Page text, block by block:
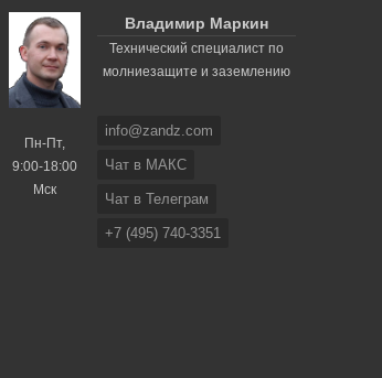
Пн-Пт,
9:00-18:00
Мск
Владимир Маркин
Технический специалист по
молниезащите и заземлению
info@zandz.com
Чат в МАКС
Чат в Телеграм
+7 (495) 740-3351